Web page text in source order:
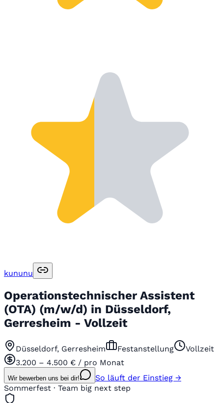
kununu
Operationstechnischer Assistent
(OTA) (m/w/d) in Düsseldorf,
Gerresheim - Vollzeit
Düsseldorf, Gerresheim Festanstellung
Vollzeit
3.200 – 4.500 € / pro Monat
Wir bewerben uns bei dir!
So läuft der Einstieg →
Sommerfest · Team big next step